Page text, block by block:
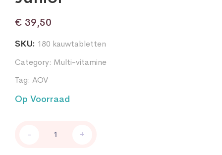
€ 39,50
SKU: 180 kauwtabletten
Category: Multi-vitamine
Tag: AOV
Op Voorraad
- +